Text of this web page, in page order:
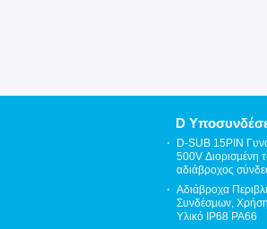
D
D-SUB 15PIN
500V Διορισμένη
αδιάβροχος
Αδιάβροχα
Συνδέσμων,
Υλικό IP68 PA66